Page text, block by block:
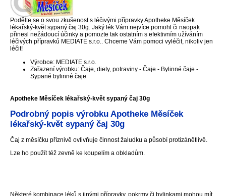
Podělte se o svou zkušenost s léčivými přípravky Apotheke Měsíček
lékařský-květ sypaný čaj 30g. Jaký lék Vám nejvíce pomohl či naopak
přinesl nežádoucí účinky a pomozte tak ostatním s efektivním užíváním
léčivých přípravků MEDIATE s.r.o.. Chceme Vám pomoci vyléčit, nikoliv jen
léčit!
Výrobce: MEDIATE s.r.o.
Zařazení výrobku: Čaje, diety, potraviny - Čaje - Bylinné čaje -
Sypané bylinné čaje
Apotheke Měsíček lékařský-květ sypaný čaj 30g
Podrobný popis výrobku Apotheke Měsíček
lékařský-květ sypaný čaj 30g
Čaj z měsíčku příznivě ovlivňuje činnost žaludku a působí protizánětlivě.
Lze ho použít též zevně ke koupelím a obkladům.